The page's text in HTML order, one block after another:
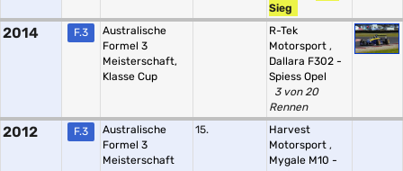
Sieg
2014 F.3
Australische
Formel 3
Meisterschaft,
Klasse Cup
R-Tek
Motorsport ,
Dallara F302 -
Spiess Opel
3 von 20
Rennen
2012 F.3
Australische
Formel 3
Meisterschaft
15.
Harvest
Motorsport ,
Mygale M10 -